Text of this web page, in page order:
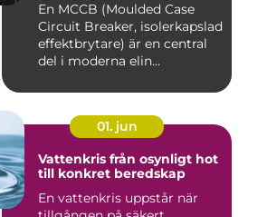
En MCCB (Moulded Case
Circuit Breaker, isolerkapslad
effektbrytare) är en central
del i moderna elin...
01. jun
Vattenkris från osynligt hot
till konkret beredskap
En vattenkris uppstår när